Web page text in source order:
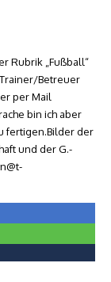
Rubrik „Fußball“
Betreuer
per Mail
bin ich aber
fertigen.Bilder der
und der G.-